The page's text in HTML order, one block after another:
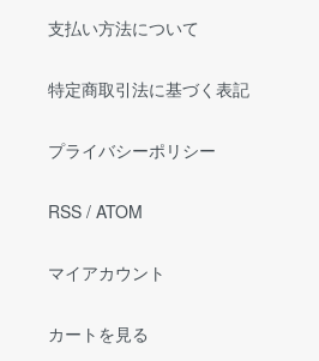
支払い方法について
特定商取引法に基づく表記
プライバシーポリシー
RSS / ATOM
マイアカウント
カートを見る